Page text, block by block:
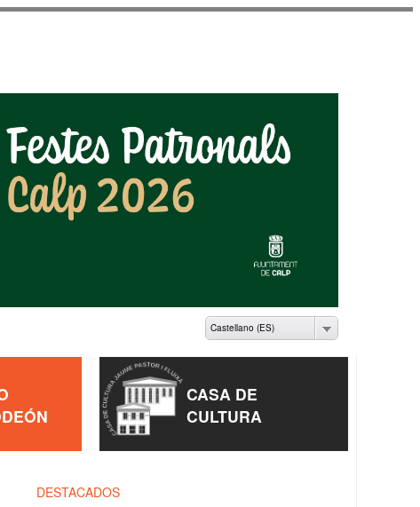
Castellano (ES)
DESTACADOS
CASA DE
CULTURA